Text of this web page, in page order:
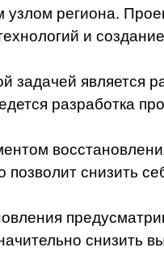
региона.
и
задачей является
разработка
позволит снизить
снизить